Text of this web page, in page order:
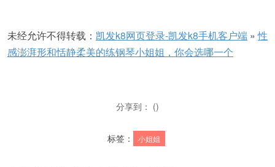
未经允许不得转载： 凯发k8网页登录-凯发k8手机客户端 »性
感澎湃形和恬静柔美的练钢琴小姐姐，你会选哪一个
分享到： ()
标签： 小姐姐